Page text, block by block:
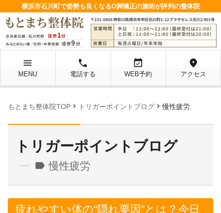
横浜市石川町で姿勢も良くなるO脚矯正の施術が評判の整体院
menu
MENU
local_phone
電話する
event_available
WEB予約
location_on
アクセス
もとまち整体院TOP chevron_right トリガーポイントブログ chevron_right慢性疲労
トリガーポイントブログ
label 慢性疲労
疲れやすい体の“隠れ要因”とは？今日